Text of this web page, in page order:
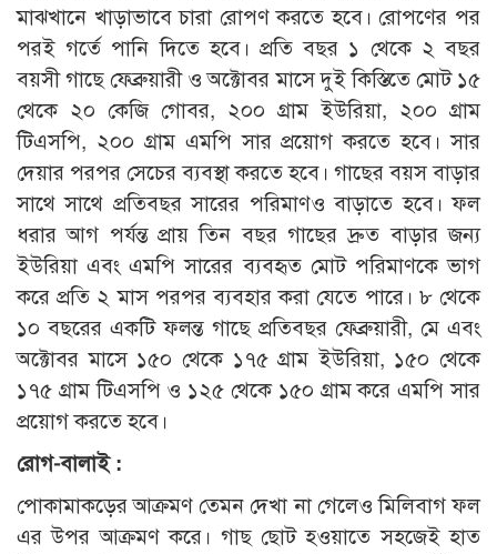
মাঝখানে খাড়াভাবে চারা রোপণ করতে হবে। রোপণের পর
পরই গর্তে পানি দিতে হবে। প্রতি বছর ১ থেকে ২ বছর
বয়সী গাছে ফেব্রুয়ারী ও অক্টোবর মাসে দুই কিস্তিতে মোট ১৫
থেকে ২০ কেজি গোবর, ২০০ গ্রাম ইউরিয়া, ২০০ গ্রাম
টিএসপি, ২০০ গ্রাম এমপি সার প্রয়োগ করতে হবে। সার
দেয়ার পরপর সেচের ব্যবস্থা করতে হবে। গাছের বয়স বাড়ার
সাথে সাথে প্রতিবছর সারের পরিমাণও বাড়াতে হবে। ফল
ধরার আগ পর্যন্ত প্রায় তিন বছর গাছের দ্রুত বাড়ার জন্য
ইউরিয়া এবং এমপি সারের ব্যবহৃত মোট পরিমাণকে ভাগ
করে প্রতি ২ মাস পরপর ব্যবহার করা যেতে পারে। ৮ থেকে
১০ বছরের একটি ফলন্ত গাছে প্রতিবছর ফেব্রুয়ারী, মে এবং
অক্টোবর মাসে ১৫০ থেকে ১৭৫ গ্রাম ইউরিয়া, ১৫০ থেকে
১৭৫ গ্রাম টিএসপি ও ১২৫ থেকে ১৫০ গ্রাম করে এমপি সার
প্রয়োগ করতে হবে।
রোগ-বালাই :
পোকামাকড়ের আক্রমণ তেমন দেখা না গেলেও মিলিবাগ ফল
এর উপর আক্রমণ করে। গাছ ছোট হওয়াতে সহজেই হাত